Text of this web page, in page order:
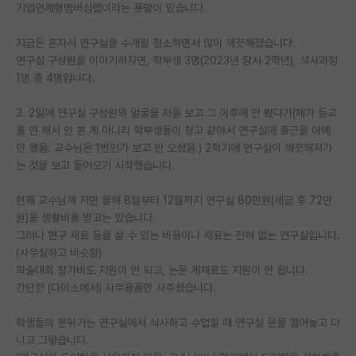
반도체 아카데미
재팬라운지 🌸
기업연계형멤버십랩이라는 푯말이 있습니다.
지금은 혼자서 연구실을 수개월 청소하면서 많이 깨끗해졌습니다.
연구실 구성원을 이야기하자면, 학부생 3명(2023년 당시 2학년), 석사과정
1명 총 4명입니다.
3. 2일에 연구실 구성원의 얼굴을 처음 보고 그 이후에 안 봤다가(제가 등교
를 안 해서 안 본 게 아니라 학부생들이 창고 같아서 연구실에 출근을 아예
안 했음. 교수님은 1번인가 보고 안 오셨음.) 2학기에 연구실이 깨끗해져가
는 것을 보고 들어오기 시작했습니다.
현재 교수님께 저만 올해 8월부터 12월까지 연구실 80만원(세금 후 72만
원)을 생활비를 받고는 있습니다.
그러나 연구 재료 등을 살 수 있는 비용이나 재료는 전혀 없는 연구실입니다.
(사무실하고 비슷함)
학술대회 참가비도 지원이 안 되고, 논문 게재료도 지원이 안 됩니다.
간단한 (다이소에서) 사무용품만 사주셨습니다.
학생들의 분위기는 연구실에서 식사하고 수업할 때 연구실 문을 열어놓고 다
니고 그렇습니다.